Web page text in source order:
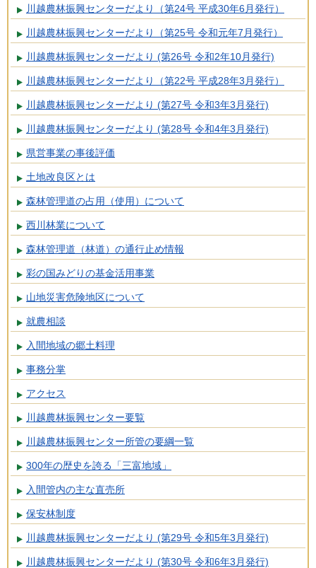
川越農林振興センターだより（第24号 平成30年6月発行）
川越農林振興センターだより（第25号 令和元年7月発行）
川越農林振興センターだより (第26号 令和2年10月発行)
川越農林振興センターだより（第22号 平成28年3月発行）
川越農林振興センターだより (第27号 令和3年3月発行)
川越農林振興センターだより (第28号 令和4年3月発行)
県営事業の事後評価
土地改良区とは
森林管理道の占用（使用）について
西川林業について
森林管理道（林道）の通行止め情報
彩の国みどりの基金活用事業
山地災害危険地区について
就農相談
入間地域の郷土料理
事務分掌
アクセス
川越農林振興センター要覧
川越農林振興センター所管の要綱一覧
300年の歴史を誇る「三富地域」
入間管内の主な直売所
保安林制度
川越農林振興センターだより (第29号 令和5年3月発行)
川越農林振興センターだより (第30号 令和6年3月発行)